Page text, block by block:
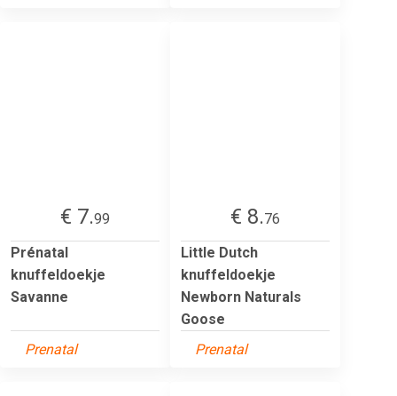
€ 7.99
Prénatal
knuffeldoekje
Savanne
Prenatal
€ 8.76
Little Dutch
knuffeldoekje
Newborn Naturals
Goose
Prenatal